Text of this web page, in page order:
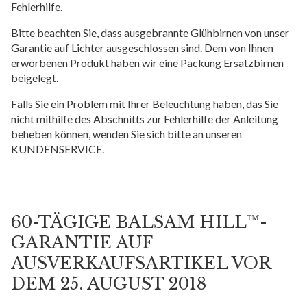
Fehlerhilfe.
Bitte beachten Sie, dass ausgebrannte Glühbirnen von unser
Garantie auf Lichter ausgeschlossen sind. Dem von Ihnen
erworbenen Produkt haben wir eine Packung Ersatzbirnen
beigelegt.
Falls Sie ein Problem mit Ihrer Beleuchtung haben, das Sie
nicht mithilfe des Abschnitts zur Fehlerhilfe der Anleitung
beheben können, wenden Sie sich bitte an unseren
KUNDENSERVICE.
60-TÄGIGE BALSAM HILL™-
GARANTIE AUF
AUSVERKAUFSARTIKEL VOR
DEM 25. AUGUST 2018